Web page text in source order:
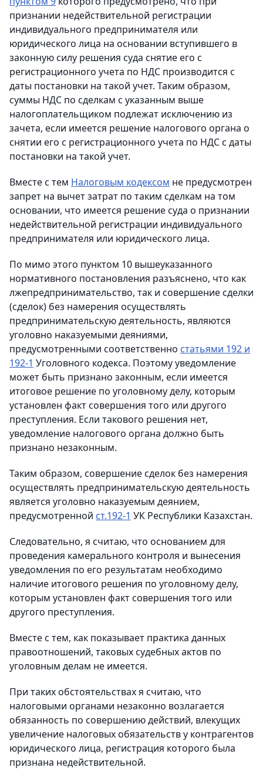
признании недействительной регистрации
индивидуального предпринимателя или
юридического лица на основании вступившего в
законную силу решения суда снятие его с
регистрационного учета по НДС производится с
даты постановки на такой учет. Таким образом,
суммы НДС по сделкам с указанным выше
налогоплательщиком подлежат исключению из
зачета, если имеется решение налогового органа о
снятии его с регистрационного учета по НДС с даты
постановки на такой учет.
Вместе с тем Налоговым кодексом не предусмотрен
запрет на вычет затрат по таким сделкам на том
основании, что имеется решение суда о признании
недействительной регистрации индивидуального
предпринимателя или юридического лица.
По мимо этого пунктом 10 вышеуказанного
нормативного постановления разъяснено, что как
лжепредпринимательство, так и совершение сделки
(сделок) без намерения осуществлять
предпринимательскую деятельность, являются
уголовно наказуемыми деяниями,
предусмотренными соответственно статьями 192 и
192-1 Уголовного кодекса. Поэтому уведомление
может быть признано законным, если имеется
итоговое решение по уголовному делу, которым
установлен факт совершения того или другого
преступления. Если такового решения нет,
уведомление налогового органа должно быть
признано незаконным.
Таким образом, совершение сделок без намерения
осуществлять предпринимательскую деятельность
является уголовно наказуемым деянием,
предусмотренной ст.192-1 УК Республики Казахстан.
Следовательно, я считаю, что основанием для
проведения камерального контроля и вынесения
уведомления по его результатам необходимо
наличие итогового решения по уголовному делу,
которым установлен факт совершения того или
другого преступления.
Вместе с тем, как показывает практика данных
правоотношений, таковых судебных актов по
уголовным делам не имеется.
При таких обстоятельствах я считаю, что
налоговыми органами незаконно возлагается
обязанность по совершению действий, влекущих
увеличение налоговых обязательств у контрагентов
юридического лица, регистрация которого была
признана недействительной.